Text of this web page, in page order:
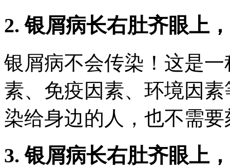
2. 银屑病长右肚齐眼上
银屑病不会传染！这是
素、免疫因素、环境因
染给身边的人，也不需
3. 银屑病长右肚齐眼上